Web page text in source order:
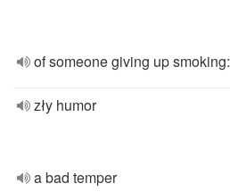
of someone giving up smoking:
zły humor
a bad temper